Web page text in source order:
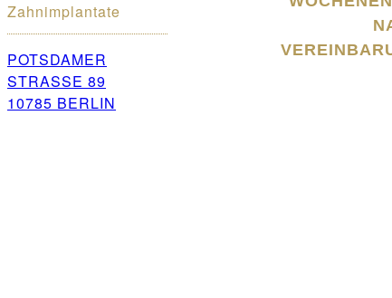
Zahnimplantate
POTSDAMER
STRASSE 89
10785 BERLIN